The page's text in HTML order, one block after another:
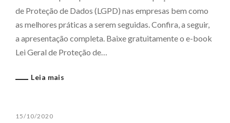
de Proteção de Dados (LGPD) nas empresas bem como
as melhores práticas a serem seguidas. Confira, a seguir,
a apresentação completa. Baixe gratuitamente o e-book
Lei Geral de Proteção de…
Leia mais
15/10/2020